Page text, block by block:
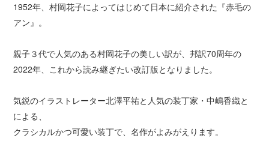
1952年、村岡花子によってはじめて日本に紹介された『赤毛の
アン』。
親子３代で人気のある村岡花子の美しい訳が、邦訳70周年の
2022年、これから読み継ぎたい改訂版となりました。
気鋭のイラストレーター北澤平祐と人気の装丁家・中嶋香織と
による、
クラシカルかつ可愛い装丁で、名作がよみがえります。